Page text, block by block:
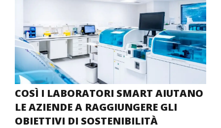
COSÌ I LABORATORI SMART AIUTANO
LE AZIENDE A RAGGIUNGERE GLI
OBIETTIVI DI SOSTENIBILITÀ